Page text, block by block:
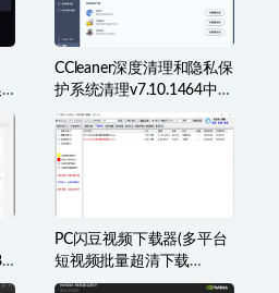
CCleaner深度清理和隐私保
护系统清理v7.10.1464中文
破解版
PC闪豆视频下载器(多平台
短视频批量超清下载
器)v2026.07.29